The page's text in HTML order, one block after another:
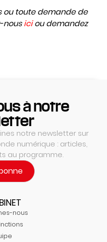
ou toute demande de
nousiciou demandez
à notre
notre newsletter sur
numérique : articles,
au programme.
nous